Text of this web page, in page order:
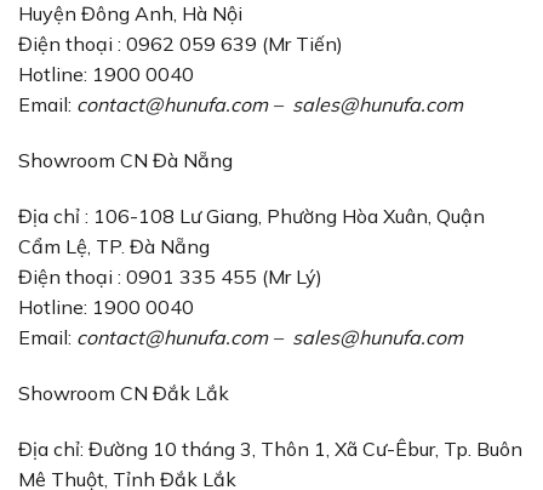
Huyện Đông Anh, Hà Nội
Điện thoại : 0962 059 639 (Mr Tiến)
Hotline: 1900 0040
Email: contact@hunufa.com– sales@hunufa.com
Showroom CN Đà Nẵng
Địa chỉ : 106-108 Lư Giang, Phường Hòa Xuân, Quận
Cẩm Lệ, TP. Đà Nẵng
Điện thoại : 0901 335 455 (Mr Lý)
Hotline: 1900 0040
Email: contact@hunufa.com– sales@hunufa.com
Showroom CN Đắk Lắk
Địa chỉ: Đường 10 tháng 3, Thôn 1, Xã Cư-Êbur, Tp. Buôn
Mê Thuột, Tỉnh Đắk Lắk